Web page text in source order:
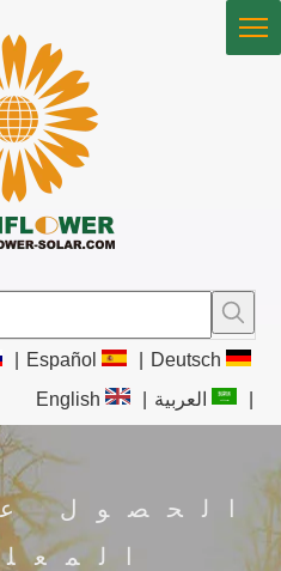
Deutsch
Español
العربية English
الحصول